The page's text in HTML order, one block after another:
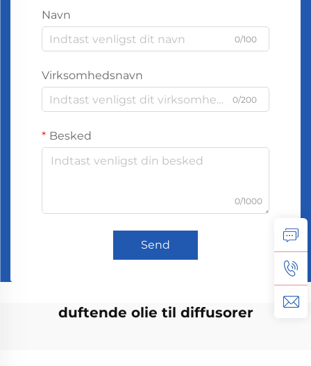
Navn
0/100
Virksomhedsnavn
0/200
Besked
0/1000
Send
duftende olie til diffusorer